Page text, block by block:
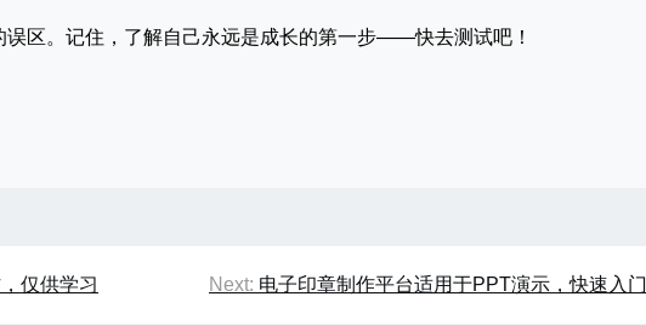
区。记住，了解自己永远是成长的第一步——快去测试吧！
仅供学习 Next: 电子印章制作平台适用于PPT演示，快速入门